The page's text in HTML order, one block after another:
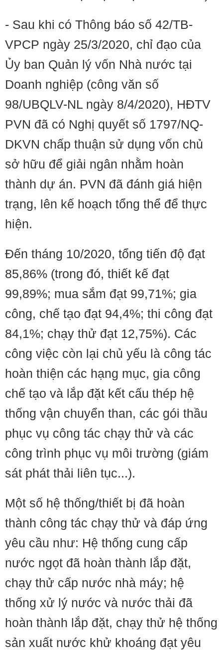
- Sau khi có Thông báo số 42/TB-
VPCP ngày 25/3/2020, chỉ đạo của
Ủy ban Quản lý vốn Nhà nước tại
Doanh nghiệp (công văn số
98/UBQLV-NL ngày 8/4/2020), HĐTV
PVN đã có Nghị quyết số 1797/NQ-
DKVN chấp thuận sử dụng vốn chủ
sở hữu để giải ngân nhằm hoàn
thành dự án. PVN đã đánh giá hiện
trạng, lên kế hoạch tổng thể để thực
hiện.
Đến tháng 10/2020, tổng tiến độ đạt
85,86% (trong đó, thiết kế đạt
99,89%; mua sắm đạt 99,71%; gia
công, chế tạo đạt 94,4%; thi công đạt
84,1%; chạy thử đạt 12,75%). Các
công việc còn lại chủ yếu là công tác
hoàn thiện các hạng mục, gia công
chế tạo và lắp đặt kết cấu thép hệ
thống vận chuyển than, các gói thầu
phục vụ công tác chạy thử và các
công trình phục vụ môi trường (giám
sát phát thải liên tục...).
Một số hệ thống/thiết bị đã hoàn
thành công tác chạy thử và đáp ứng
yêu cầu như: Hệ thống cung cấp
nước ngọt đã hoàn thành lắp đặt,
chạy thử cấp nước nhà máy; hệ
thống xử lý nước và nước thải đã
hoàn thành lắp đặt, chạy thử hệ thống
sản xuất nước khử khoáng đạt yêu